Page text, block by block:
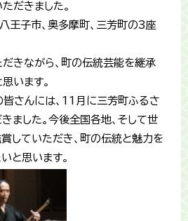
だきました。
王子市、奥多摩町、三芳町の3座
きながら、町の伝統芸能を継承
います。
さんには、11月に三芳町ふるさ
ました。今後全国各地、そして世
していただき、町の伝統と魅力を
と思います。